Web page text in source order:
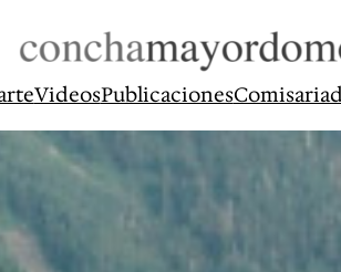
VideosPublicaciones